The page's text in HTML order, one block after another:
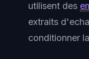
utilisent des
extraits
conditionner